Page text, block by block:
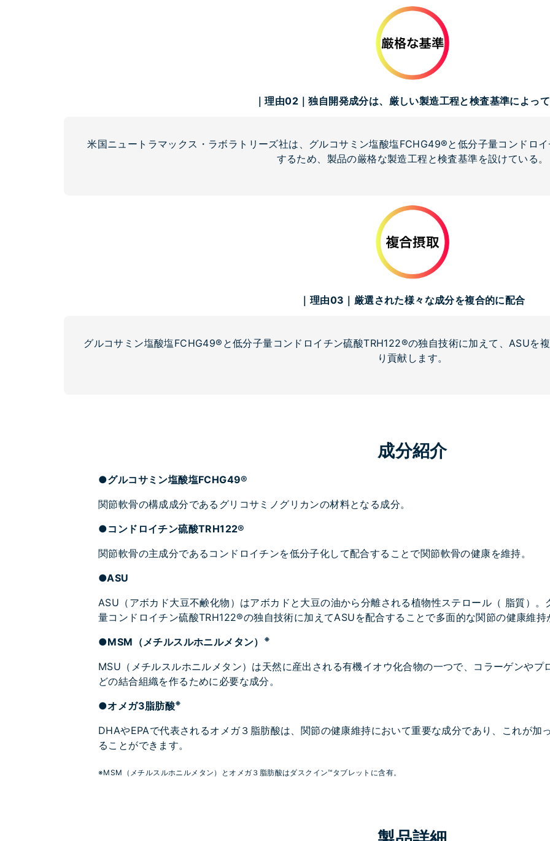
｜理由02｜独自開発成分は、厳しい製造工程と検査基準によっ
米国ニュートラマックス・ラボラトリーズ社は、グルコサミン塩酸塩FCHG49®と低分子量コンドロ
するため、製品の厳格な製造工程と検査基準を設けている。
｜理由03｜厳選された様々な成分を複合的に配合
グルコサミン塩酸塩FCHG49®と低分子量コンドロイチン硫酸TRH122®の独自技術に加えて、ASUを
り貢献します。
成分紹介
●グルコサミン塩酸塩FCHG49®
関節軟骨の構成成分であるグリコサミノグリカンの材料となる成分。
●コンドロイチン硫酸TRH122®
関節軟骨の主成分であるコンドロイチンを低分子化して配合することで関節軟骨の健康を維持。
●ASU
ASU（アボカド大豆不鹸化物）はアボカドと大豆の油から分離される植物性ステロール（ 脂質）
量コンドロイチン硫酸TRH122®の独自技術に加えてASUを配合することで多面的な関節の健康維
●MSM（メチルスルホニルメタン）
※
MSU（メチルスルホニルメタン）は天然に産出される有機イオウ化合物の一つで、コラーゲンや
どの結合組織を作るために必要な成分。
●オメガ3脂肪酸※
DHAやEPAで代表されるオメガ３脂肪酸は、関節の健康維持において重要な成分であり、これが加
ることができます。
※MSM（メチルスルホニルメタン）とオメガ３脂肪酸はダスクイン™タブレットに含有。